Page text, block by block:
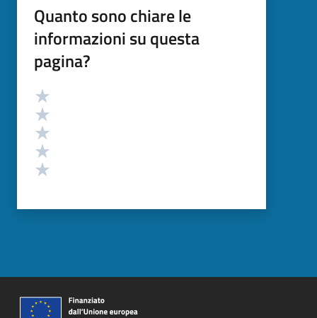
Quanto sono chiare le
informazioni su questa
pagina?
Valutazione